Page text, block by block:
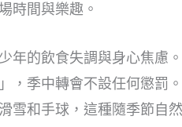
時間與樂趣。
年的飲食失調與身心焦慮
，季中轉會不設任何懲罰
雪和手球，這種隨季節自